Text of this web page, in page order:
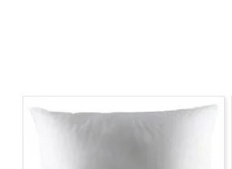
Além de todas essas
Diferenciais do produto: